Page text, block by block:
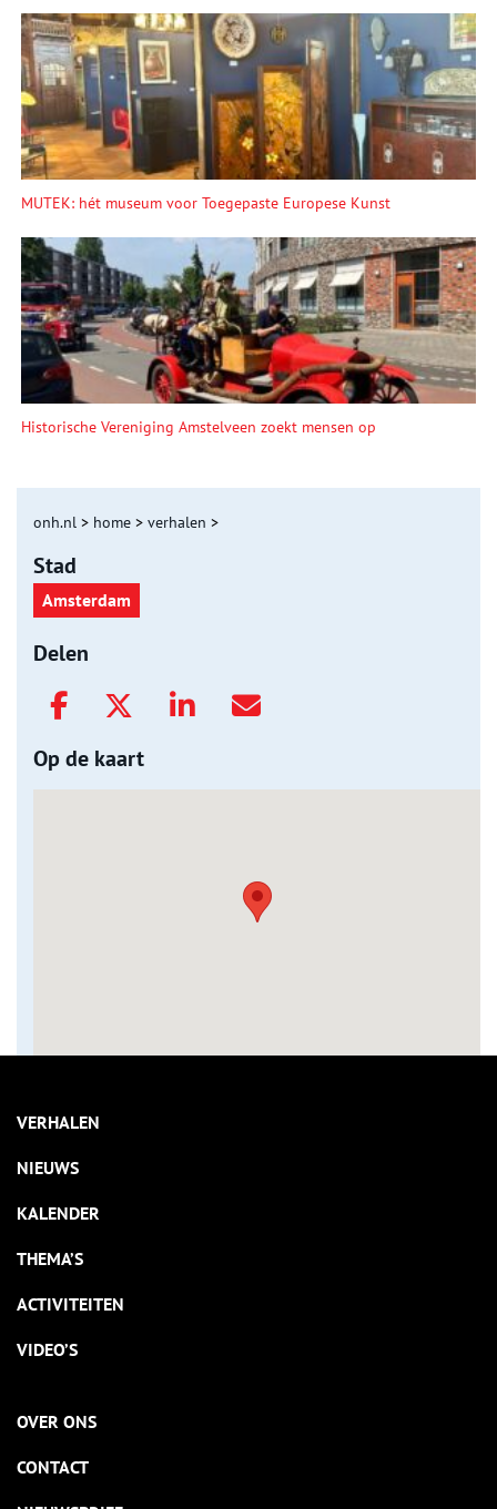
MUTEK: hét museum voor Toegepaste Europese Kunst
Historische Vereniging Amstelveen zoekt mensen op
onh.nl > home > verhalen >
Stad
Amsterdam
Delen
Op de kaart
VERHALEN
NIEUWS
KALENDER
THEMA’S
ACTIVITEITEN
VIDEO’S
OVER ONS
CONTACT